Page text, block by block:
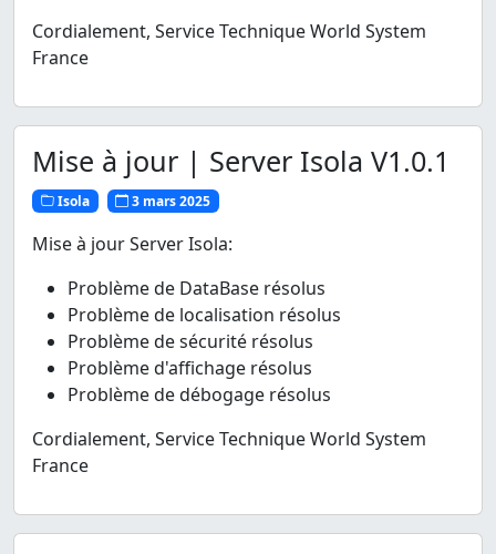
Cordialement, Service Technique World System
France
Mise à jour | Server Isola V1.0.1
Isola 3 mars 2025
Mise à jour Server Isola:
Problème de DataBase résolus
Problème de localisation résolus
Problème de sécurité résolus
Problème d'affichage résolus
Problème de débogage résolus
Cordialement, Service Technique World System
France